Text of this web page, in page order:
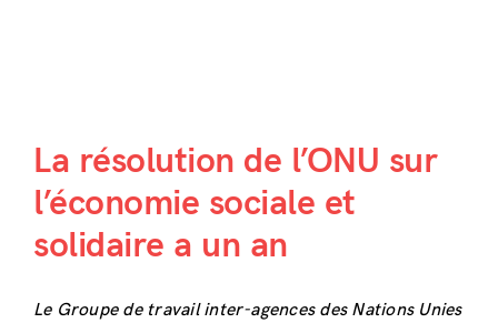
La résolution de l’ONU sur
l’économie sociale et
solidaire a un an
Le Groupe de travail inter-agences des Nations Unies